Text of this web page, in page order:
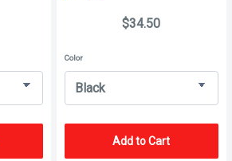
$34.50
Color
Add to Cart